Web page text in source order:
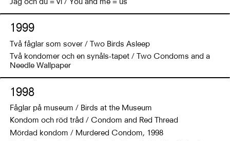
Jag och du = vi / You and me = us
1999
Två fåglar som sover / Two Birds Asleep
Två kondomer och en synåls-tapet / Two Condoms and a
Needle Wallpaper
1998
Fåglar på museum / Birds at the Museum
Kondom och röd tråd / Condom and Red Thread
Mördad kondom / Murdered Condom, 1998